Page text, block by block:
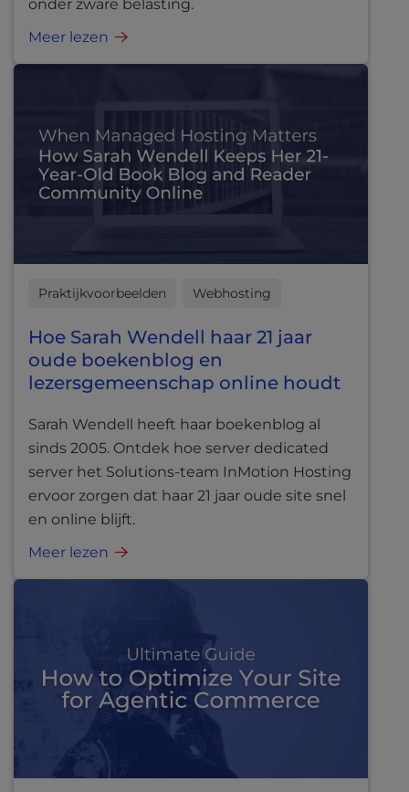
onder zware belasting.
Meer lezen
Praktijkvoorbeelden Webhosting
Hoe Sarah Wendell haar 21 jaar
oude boekenblog en
lezersgemeenschap online houdt
Sarah Wendell heeft haar boekenblog al
sinds 2005. Ontdek hoe server dedicated
server het Solutions-team InMotion Hosting
ervoor zorgen dat haar 21 jaar oude site snel
en online blijft.
Meer lezen